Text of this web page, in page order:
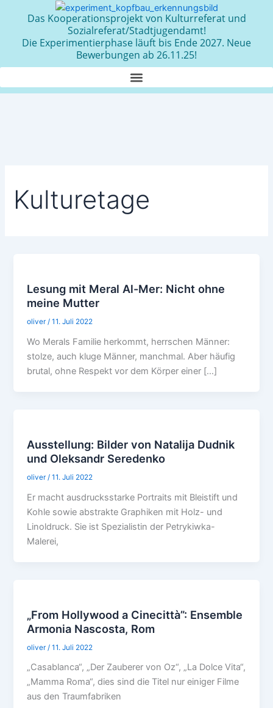
Das Kooperationsprojekt von Kulturreferat und
Sozialreferat/Stadtjugendamt!
Die Experimentierphase läuft bis Ende 2027. Neue
Bewerbungen ab 26.11.25!
Kulturetage
Lesung mit Meral Al-Mer: Nicht ohne
meine Mutter
oliver/11. Juli 2022
Wo Merals Familie herkommt, herrschen Männer:
stolze, auch kluge Männer, manchmal. Aber häufig
brutal, ohne Respekt vor dem Körper einer […]
Ausstellung: Bilder von Natalija Dudnik
und Oleksandr Seredenko
oliver/11. Juli 2022
Er macht ausdrucksstarke Portraits mit Bleistift und
Kohle sowie abstrakte Graphiken mit Holz- und
Linoldruck. Sie ist Spezialistin der Petrykiwka-
Malerei,
„From Hollywood a Cinecittà”: Ensemble
Armonia Nascosta, Rom
oliver /11. Juli 2022
„Casablanca“, „Der Zauberer von Oz“, „La Dolce Vita“,
„Mamma Roma“, dies sind die Titel nur einiger Filme
aus den Traumfabriken